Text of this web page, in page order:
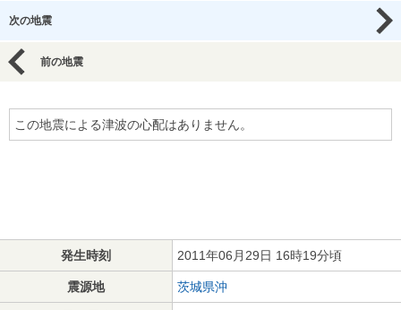
次の地震
前の地震
この地震による津波の心配はありません。
発生時刻 2011年06月29日 16時19分頃
震源地 茨城県沖